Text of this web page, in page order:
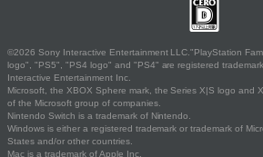
©2026 Sony Interactive Entertainment LLC."PlayStation
logo", "PS5", "PS4 logo" and "PS4" are registered
Interactive Entertainment Inc.
Microsoft, the XBOX Sphere mark, the Series X|S logo and
of the Microsoft group of companies.
Nintendo Switch is a trademark of Nintendo.
Windows is either a registered trademark or trademark of
States and/or other countries.
Mac is a trademark of Apple Inc.